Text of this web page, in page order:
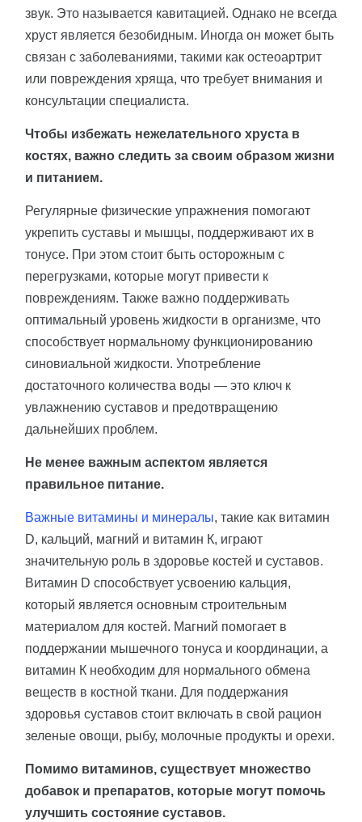
звук. Это называется кавитацией. Однако не всегда
хруст является безобидным. Иногда он может быть
связан с заболеваниями, такими как остеоартрит
или повреждения хряща, что требует внимания и
консультации специалиста.
Чтобы избежать нежелательного хруста в
костях, важно следить за своим образом жизни
и питанием.
Регулярные физические упражнения помогают
укрепить суставы и мышцы, поддерживают их в
тонусе. При этом стоит быть осторожным с
перегрузками, которые могут привести к
повреждениям. Также важно поддерживать
оптимальный уровень жидкости в организме, что
способствует нормальному функционированию
синовиальной жидкости. Употребление
достаточного количества воды — это ключ к
увлажнению суставов и предотвращению
дальнейших проблем.
Не менее важным аспектом является
правильное питание.
Важные витамины и минералы, такие как витамин
D, кальций, магний и витамин К, играют
значительную роль в здоровье костей и суставов.
Витамин D способствует усвоению кальция,
который является основным строительным
материалом для костей. Магний помогает в
поддержании мышечного тонуса и координации, а
витамин К необходим для нормального обмена
веществ в костной ткани. Для поддержания
здоровья суставов стоит включать в свой рацион
зеленые овощи, рыбу, молочные продукты и орехи.
Помимо витаминов, существует множество
добавок и препаратов, которые могут помочь
улучшить состояние суставов.